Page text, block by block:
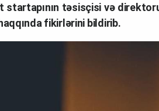
startapının təsisçisi və
fikirlərini bildirib.